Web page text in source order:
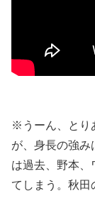
※うーん、とり
が、身長の強み
は過去、野本、
てしまう。秋田